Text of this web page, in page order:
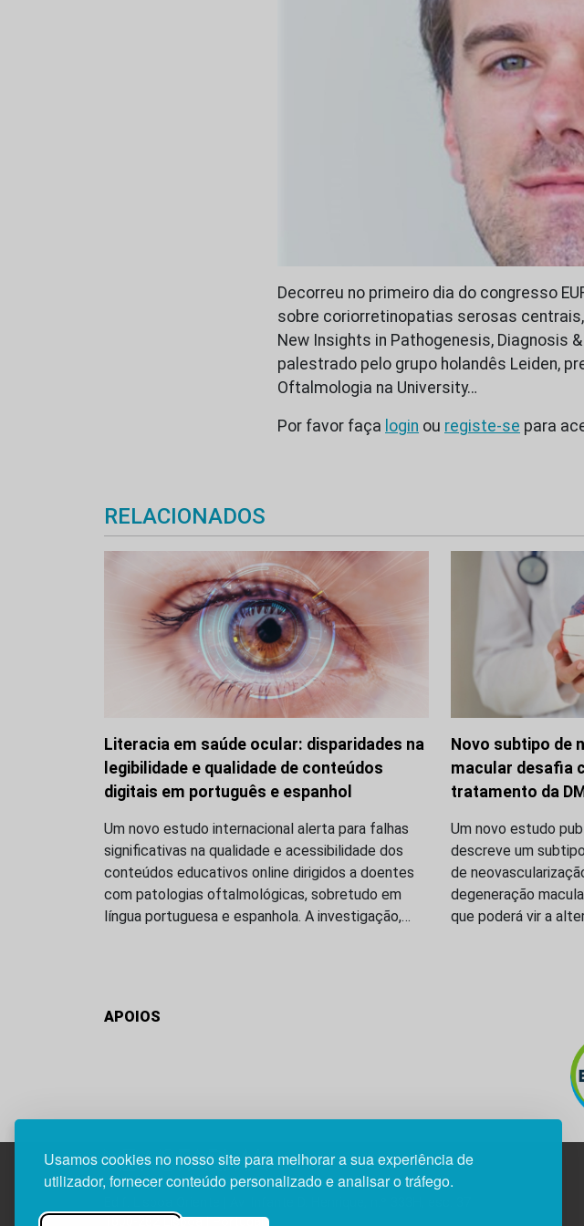
Usamos cookies no nosso site para melhorar a sua experiência de
utilizador, fornecer conteúdo personalizado e analisar o tráfego.
Decorreu no primeiro dia do congresso
sobre coriorretinopatias serosas
New Insights in Pathogenesis, Diagnosis
palestrado pelo grupo holandês Leiden,
Oftalmologia na University…
Por favor faça login ou registe-se para
RELACIONADOS
Literacia em saúde ocular: disparidades na
legibilidade e qualidade de conteúdos
digitais em português e espanhol
Um novo estudo internacional alerta para falhas
significativas na qualidade e acessibilidade dos
conteúdos educativos online dirigidos a doentes
com patologias oftalmológicas, sobretudo em
língua portuguesa e espanhola. A investigação,…
Novo subtipo de
macular desafia
tratamento da
Um novo estudo
descreve um
de
degeneração
que poderá vir a
APOIOS
1800-282 Lisboa | Portugal